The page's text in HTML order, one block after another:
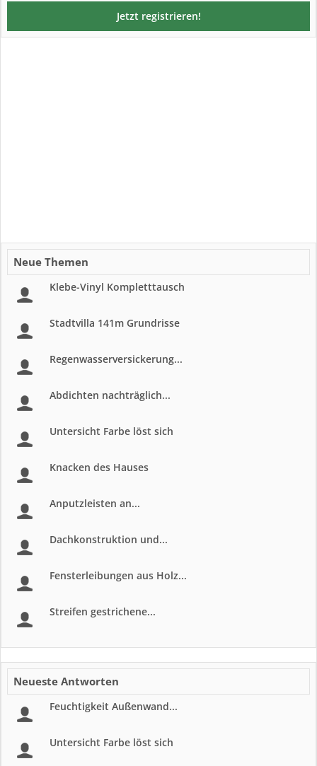
Jetzt registrieren!
Neue Themen
Klebe-Vinyl Kompletttausch
Stadtvilla 141m Grundrisse
Regenwasserversickerung...
Abdichten nachträglich...
Untersicht Farbe löst sich
Knacken des Hauses
Anputzleisten an...
Dachkonstruktion und...
Fensterleibungen aus Holz...
Streifen gestrichene...
Neueste Antworten
Feuchtigkeit Außenwand...
Untersicht Farbe löst sich